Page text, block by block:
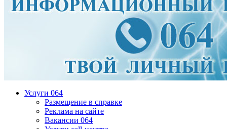
Услуги 064
Размещение в справке
Реклама на сайте
Вакансии 064